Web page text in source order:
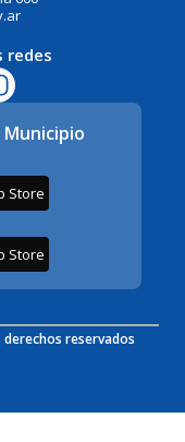
redes
Store
Store
reservados